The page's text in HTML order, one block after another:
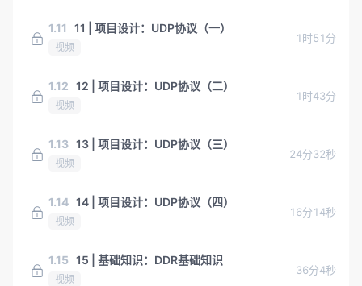
1.11 11 | 项目设计：UDP协议（一）
视频
1时51分
1.12 12 | 项目设计：UDP协议（二）
视频
1时43分
1.13 13 | 项目设计：UDP协议（三）
视频
24分32秒
1.14 14 | 项目设计：UDP协议（四）
视频
16分14秒
1.15 15 | 基础知识：DDR基础知识
视频
36分4秒